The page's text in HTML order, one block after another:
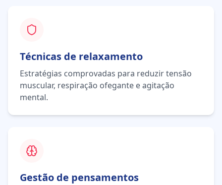
Técnicas de relaxamento
Estratégias comprovadas para reduzir tensão
muscular, respiração ofegante e agitação
mental.
Gestão de pensamentos